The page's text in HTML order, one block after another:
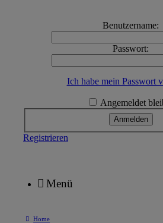
Benutzername:
Passwort:
Ich habe mein Passwort
Angemeldet
Registrieren
Menü
Home